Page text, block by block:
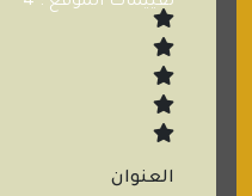
العنوان